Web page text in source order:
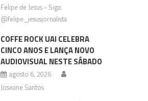
Felipe de Jesus - Siga:
@felipe_jesusjornalista
COFFE ROCK UAI CELEBRA
CINCO ANOS E LANÇA NOVO
AUDIOVISUAL NESTE SÁBADO
agosto 6, 2026
Joseane Santos